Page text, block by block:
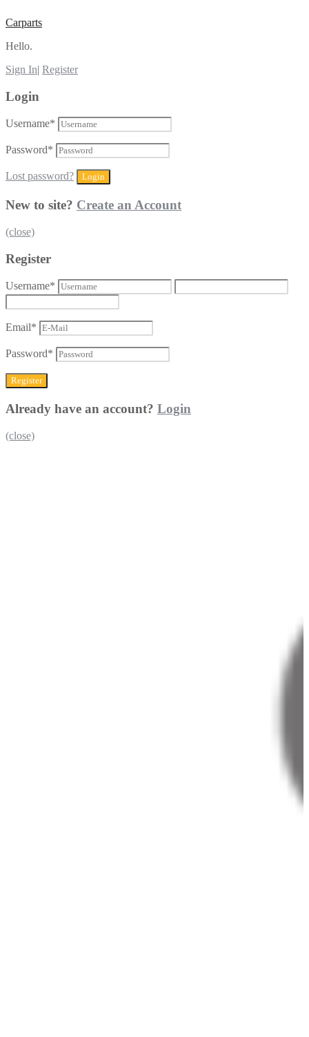
Carparts
Hello.
Sign In| Register
Login
Username*
Password*
Lost password?
New to site? Create an Account
(close)
Register
Username*
Email*
Password*
Already have an account? Login
(close)